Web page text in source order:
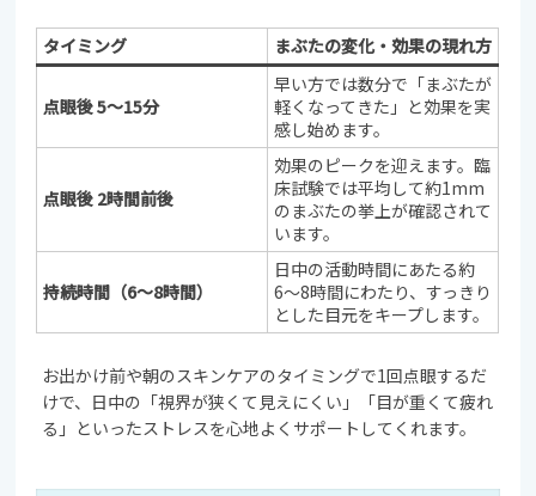
タイミング まぶたの変化・効果の現れ方
点眼後 5〜15分
早い方では数分で「まぶたが
軽くなってきた」と効果を実
感し始めます。
点眼後 2時間前後
効果のピークを迎えます。臨
床試験では平均して約1mm
のまぶたの挙上が確認されて
います。
持続時間（6〜8時間）
日中の活動時間にあたる約
6〜8時間にわたり、すっきり
とした目元をキープします。
お出かけ前や朝のスキンケアのタイミングで1回点眼するだ
けで、日中の「視界が狭くて見えにくい」「目が重くて疲れ
る」といったストレスを心地よくサポートしてくれます。